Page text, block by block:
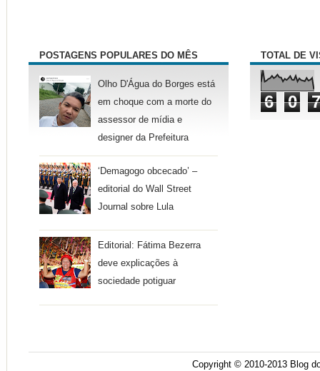
POSTAGENS POPULARES DO MÊS
Olho D'Água do Borges está
em choque com a morte do
assessor de mídia e
designer da Prefeitura
‘Demagogo obcecado’ –
editorial do Wall Street
Journal sobre Lula
Editorial: Fátima Bezerra
deve explicações à
sociedade potiguar
TOTAL DE
6 0 7
Copyright © 2010-2013 Blog